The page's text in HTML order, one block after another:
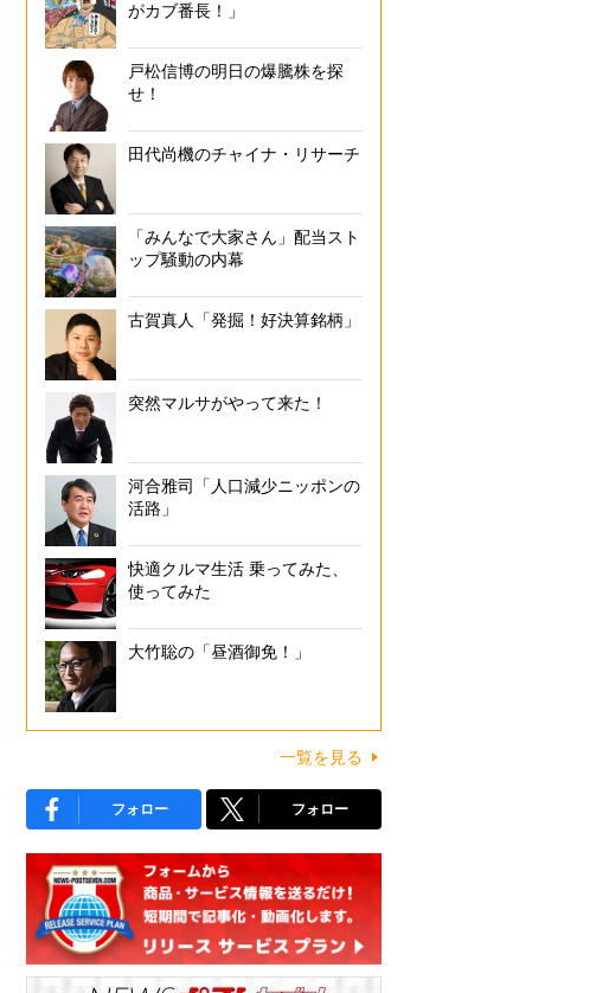
がカブ番長！」
戸松信博の明日の爆騰株を探
せ！
田代尚機のチャイナ・リサーチ
「みんなで大家さん」配当スト
ップ騒動の内幕
古賀真人「発掘！好決算銘柄」
突然マルサがやって来た！
河合雅司「人口減少ニッポンの
活路」
快適クルマ生活 乗ってみた、
使ってみた
大竹聡の「昼酒御免！」
一覧を見る
フォロー フォロー